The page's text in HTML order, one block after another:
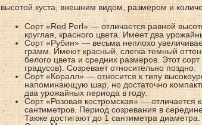
высотой куста, внешним видом, размером и
Сорт «Red Perl» — отличается равной
круглая, красного цвета. Имеет два
Сорт «Рубин» — весьма неплохо
грамм. Имеют красный, слегка темный
белого цвета и средних размеров. Этот
градусов). Созревает относительно поздно.
Сорт «Коралл» — относится к типу
напоминающую шар, но достаточно
два урожайных периода в году.
Сорт «Розовая костромская» — отличается
сантиметров. Период созревания в
Также достигают до 1 сантиметра диаметра.